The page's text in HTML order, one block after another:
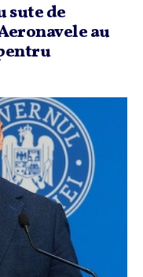
sute de
au